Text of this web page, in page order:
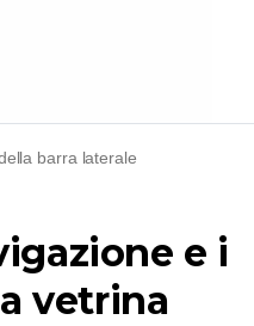
barra laterale
e i
vetrina